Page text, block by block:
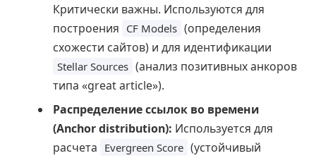
Критически важны. Используются для
построения CF Models (определения
схожести сайтов) и для идентификации
Stellar Sources (анализ позитивных анкоров
типа «great article»).
Распределение ссылок во времени
(Anchor distribution): Используется для
расчета Evergreen Score (устойчивый